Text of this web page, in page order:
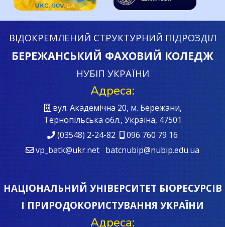
ВІДОКРЕМЛЕНИЙ СТРУКТУРНИЙ ПІДРОЗДІЛ
БЕРЕЖАНСЬКИЙ ФАХОВИЙ КОЛЕДЖ
НУБІП УКРАЇНИ
Адреса:
вул. Академічна 20, м. Бережани,
Тернопільська обл., Україна, 47501
(03548) 2-24-82
096 760 79 16
vp_batk@ukr.net batcnubip@nubip.edu.ua
НАЦІОНАЛЬНИЙ УНІВЕРСИТЕТ БІОРЕСУРСІВ
І ПРИРОДОКОРИСТУВАННЯ УКРАЇНИ
Адреса: